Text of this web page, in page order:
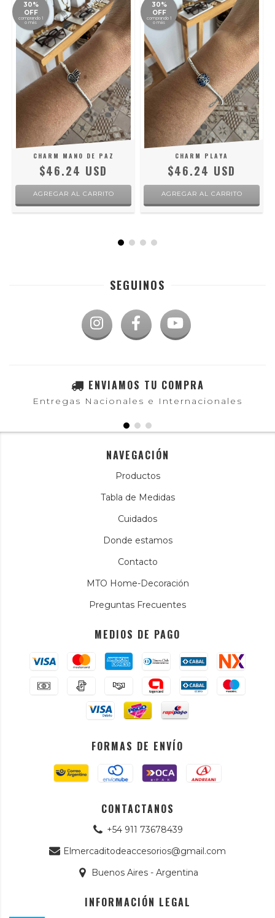
30%
OFF
comprando 1
o más
CHARM MANO DE PAZ
$46.24 USD
AGREGAR AL CARRITO
30%
OFF
comprando 1
o más
CHARM PLAYA
$46.24 USD
AGREGAR AL CARRITO
SEGUINOS
ENVIAMOS TU COMPRA
Entregas Nacionales e Internacionales
NAVEGACIÓN
Productos
Tabla de Medidas
Cuidados
Donde estamos
Contacto
MTO Home-Decoración
Preguntas Frecuentes
MEDIOS DE PAGO
FORMAS DE ENVÍO
CONTACTANOS
+54 911 73678439
Elmercaditodeaccesorios@gmail.com
Buenos Aires - Argentina
INFORMACIÓN LEGAL